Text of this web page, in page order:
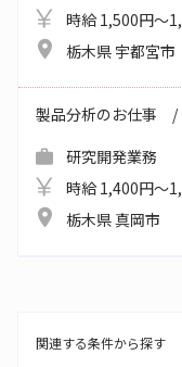
時給 1,500円～
栃木県 宇都宮市
製品分析のお仕事
研究開発業務
時給 1,400円～
栃木県 真岡市
関連する条件から探す